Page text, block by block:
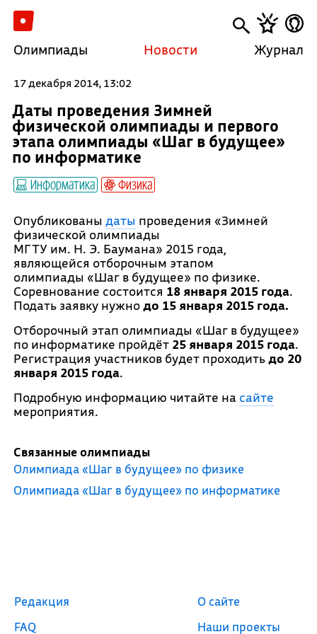
Олимпиады Новости Журнал
17 декабря 2014, 13:02
Даты проведения Зимней
физической олимпиады и первого
этапа олимпиады «Шаг в будущее»
по информатике
Информатика Физика
Опубликованы даты проведения «Зимней
физической олимпиады
МГТУ им. Н. Э. Баумана» 2015 года,
являющейся отборочным этапом
олимпиады «Шаг в будущее» по физике.
Соревнование состоится 18 января 2015 года.
Подать заявку нужнодо 15 января 2015 года.
Отборочный этап олимпиады «Шаг в будущее»
по информатике пройдёт 25 января 2015 года.
Регистрация участников будет проходитьдо 20
января 2015 года.
Подробную информацию читайте на сайте
мероприятия.
Связанные олимпиады
Олимпиада «Шаг в будущее» по физике
Олимпиада «Шаг в будущее» по информатике
Редакция
FAQ
О сайте
Наши проекты